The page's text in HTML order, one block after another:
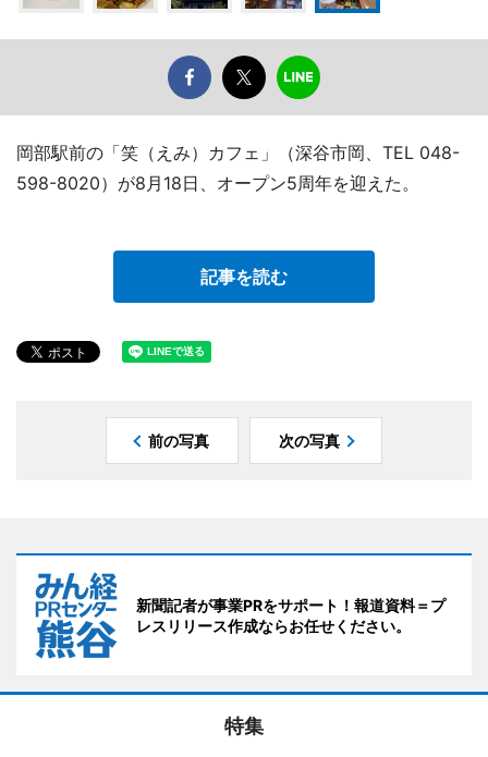
岡部駅前の「笑（えみ）カフェ」（深谷市岡、TEL 048-
598-8020）が8月18日、オープン5周年を迎えた。
記事を読む
前の写真 次の写真
新聞記者が事業PRをサポート！報道資料＝プ
レスリリース作成ならお任せください。
特集